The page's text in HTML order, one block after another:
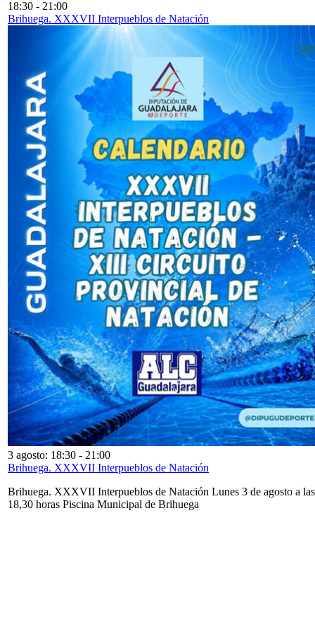
18:30 - 21:00
Brihuega. XXXVII Interpueblos de Natación
3 agosto: 18:30 - 21:00
Brihuega. XXXVII Interpueblos de Natación
Brihuega. XXXVII Interpueblos de Natación Lunes 3 de agosto a las
18,30 horas Piscina Municipal de Brihuega